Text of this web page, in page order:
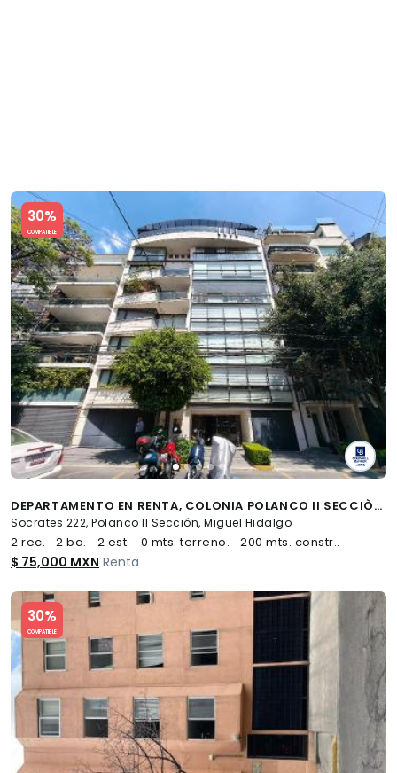
30%
COMPATIBLE
Slide 1 of 5
DEPARTAMENTO EN RENTA, COLONIA POLANCO II SECCIÒN. MIGUEL HIDALGO
Socrates 222, Polanco II Sección, Miguel Hidalgo
2 rec. 2 ba. 2 est. 0 mts. terreno. 200 mts. constr..
$ 75,000 MXN Renta
30%
COMPATIBLE
Slide 1 of 5